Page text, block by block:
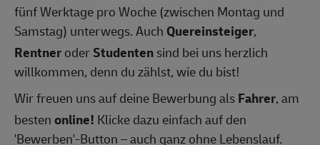
fünf Werktage pro Woche (zwischen Montag und
Samstag) unterwegs. Auch Quereinsteiger,
RentneroderStudentensind bei uns herzlich
willkommen, denn du zählst, wie du bist!
Wir freuen uns auf deine Bewerbung alsFahrer, am
bestenonline! Klicke dazu einfach auf den
'Bewerben'-Button – auch ganz ohne Lebenslauf.